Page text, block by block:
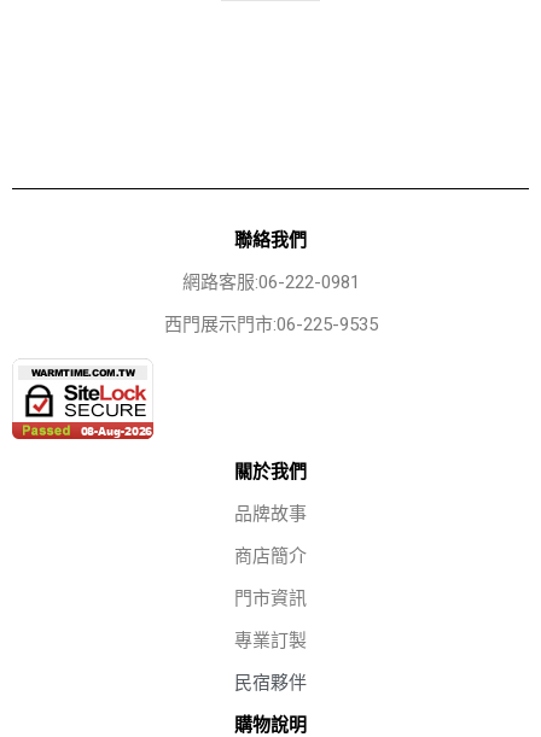
聯絡我們
網路客服:06-222-0981
西門展示門市:06-225-9535
關於我們
品牌故事
商店簡介
門市資訊
專業訂製
民宿夥伴
購物說明